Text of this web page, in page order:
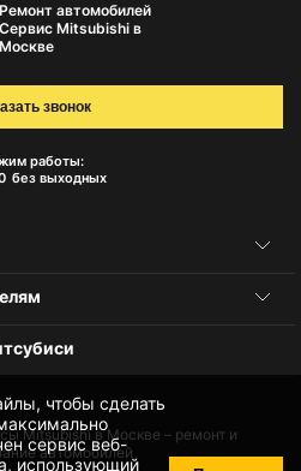
чтобы сделать
сервис веб-
использующий
Ремонт автомобилей
Сервис Mitsubishi в
Москве
работы:
без выходных
звонок
Mitsubishi в Москве – ремонт и
автомобилей